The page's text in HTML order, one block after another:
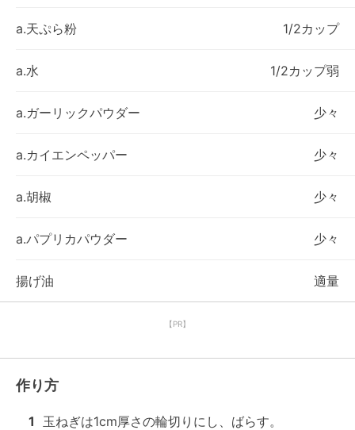
a.天ぷら粉 1/2カップ
a.水 1/2カップ弱
a.ガーリックパウダー 少々
a.カイエンペッパー 少々
a.胡椒 少々
a.パプリカパウダー 少々
揚げ油 適量
【PR】
作り方
1
玉ねぎは1cm厚さの輪切りにし、ばらす。